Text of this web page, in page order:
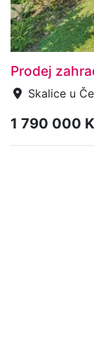
Prodej
Skalice u
1 790 000